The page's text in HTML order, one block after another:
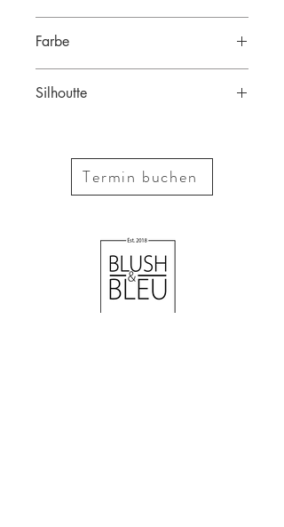
Farbe
Silhoutte
Termin buchen